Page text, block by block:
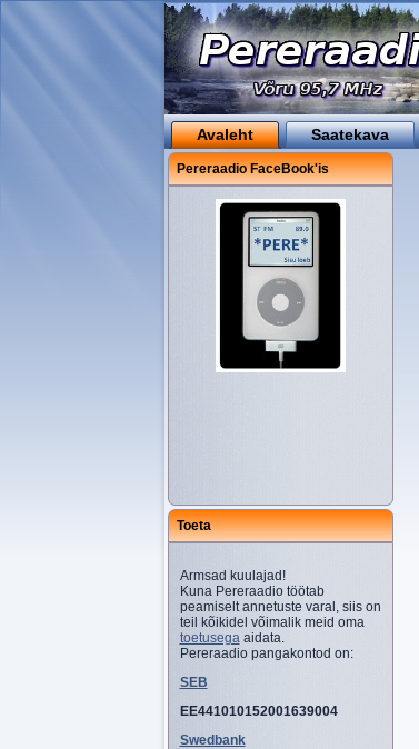
Avaleht Saatekava
Pereraadio FaceBook'is
Toeta
Armsad kuulajad!
Kuna Pereraadio töötab
peamiselt annetuste varal, siis on
teil kõikidel võimalik meid oma
toetusegaaidata.
Pereraadio pangakontod on:
SEB
EE441010152001639004
Swedbank